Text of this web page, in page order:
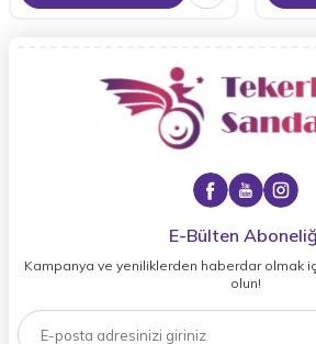
E-Bülten
Kampanya ve yeniliklerden haberdar olmak
olun!